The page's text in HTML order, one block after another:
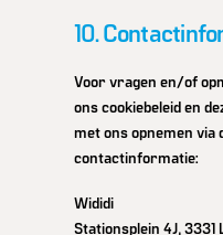
10.
Voor vragen en/of
ons cookiebeleid en
met ons opnemen via
contactinformatie:
Wididi
Stationsplein 4J,